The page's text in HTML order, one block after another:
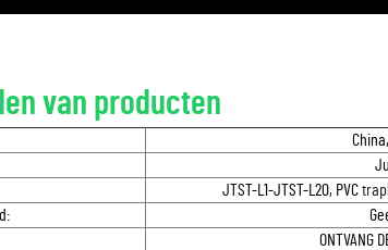
van producten
JTST-L1-JTST-L20, PVC
ONTVANG